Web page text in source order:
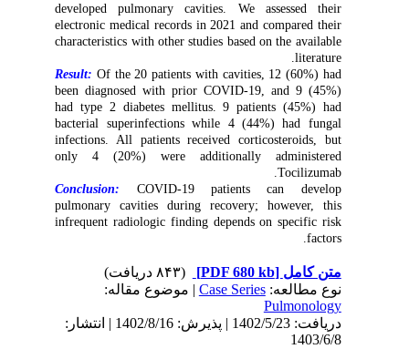
developed pulmonary cavities. We assessed their
electronic medical records in 2021 and compared their
characteristics with other studies based on the available
literature.
Result:Of the 20 patients with cavities, 12 (60%) had
been diagnosed with prior COVID-19, and 9 (45%)
had type 2 diabetes mellitus. 9 patients (45%) had
bacterial superinfections while 4 (44%) had fungal
infections. All patients received corticosteroids, but
only 4 (20%) were additionally administered
Tocilizumab.
Conclusion:
COVID-19 patients can develop
pulmonary cavities during recovery; however, this
infrequent radiologic finding depends on specific risk
factors.
متن کامل[PDF 680 kb]
نوع مطالعه:Case Series| موضوع مقاله:
Pulmonology
دریافت: 1402/5/23 | پذیرش: 1402/8/16 | انتشار:
1403/6/8